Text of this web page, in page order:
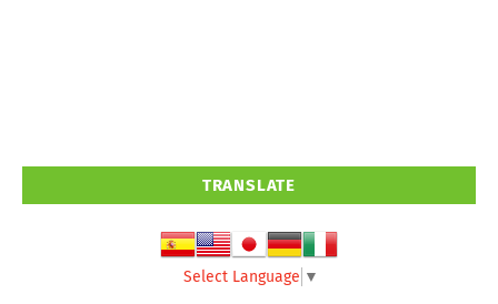
TRANSLATE
Select Language ▼